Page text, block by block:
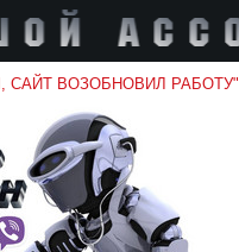
САЙТ ВОЗОБНОВИЛ